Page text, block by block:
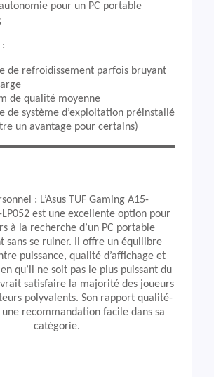
pour un PC portable
de refroidissement parfois bruyant
de qualité moyenne
de système d’exploitation préinstallé
un avantage pour certains)
: L’Asus TUF Gaming A15-
LP052 est une excellente option pour
à la recherche d’un PC portable
sans se ruiner. Il offre un équilibre
puissance, qualité d’affichage et
qu’il ne soit pas le plus puissant du
satisfaire la majorité des joueurs
polyvalents. Son rapport qualité-
recommandation facile dans sa
catégorie.